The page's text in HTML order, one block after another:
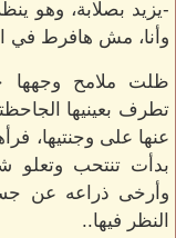
-يزيد بصلابة، وهو
وأنا، مش هافرط في
ظلت ملامح وجهها
تطرف بعينيها
عنها على وجنتيها،
بدأت تنتحب وتعلو
وأرخى ذراعه عن
النظر فيها..